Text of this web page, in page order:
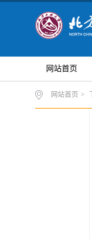
网站首页
网站首页 >